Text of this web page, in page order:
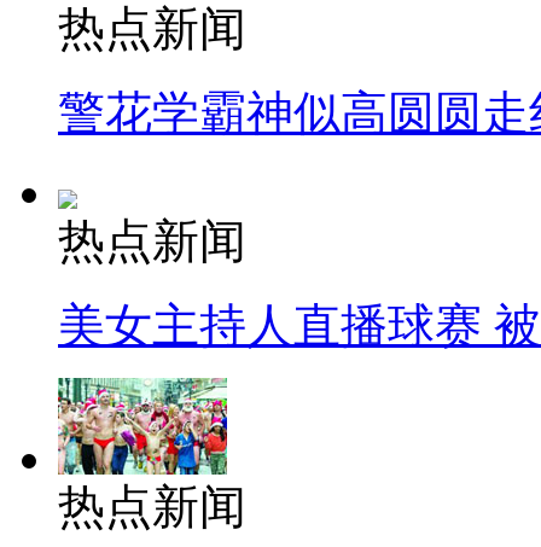
热点新闻
警花学霸神似高圆圆走
热点新闻
美女主持人直播球赛
热点新闻